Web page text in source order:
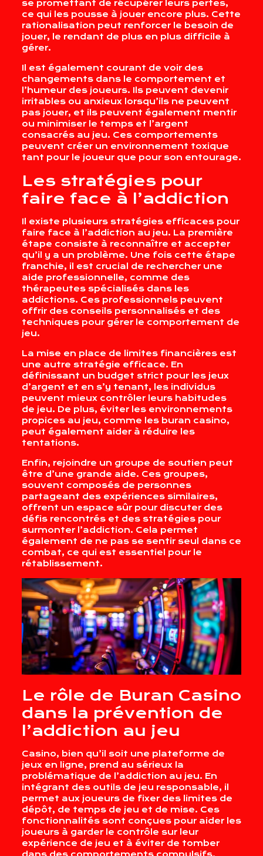
se promettant de récupérer leurs pertes,
ce qui les pousse à jouer encore plus. Cette
rationalisation peut renforcer le besoin de
jouer, le rendant de plus en plus difficile à
gérer.
Il est également courant de voir des
changements dans le comportement et
l’humeur des joueurs. Ils peuvent devenir
irritables ou anxieux lorsqu’ils ne peuvent
pas jouer, et ils peuvent également mentir
ou minimiser le temps et l’argent
consacrés au jeu. Ces comportements
peuvent créer un environnement toxique
tant pour le joueur que pour son entourage.
Les stratégies pour
faire face à l’addiction
Il existe plusieurs stratégies efficaces pour
faire face à l’addiction au jeu. La première
étape consiste à reconnaître et accepter
qu’il y a un problème. Une fois cette étape
franchie, il est crucial de rechercher une
aide professionnelle, comme des
thérapeutes spécialisés dans les
addictions. Ces professionnels peuvent
offrir des conseils personnalisés et des
techniques pour gérer le comportement de
jeu.
La mise en place de limites financières est
une autre stratégie efficace. En
définissant un budget strict pour les jeux
d’argent et en s’y tenant, les individus
peuvent mieux contrôler leurs habitudes
de jeu. De plus, éviter les environnements
propices au jeu, comme les buran casino,
peut également aider à réduire les
tentations.
Enfin, rejoindre un groupe de soutien peut
être d’une grande aide. Ces groupes,
souvent composés de personnes
partageant des expériences similaires,
offrent un espace sûr pour discuter des
défis rencontrés et des stratégies pour
surmonter l’addiction. Cela permet
également de ne pas se sentir seul dans ce
combat, ce qui est essentiel pour le
rétablissement.
Le rôle de Buran Casino
dans la prévention de
l’addiction au jeu
Casino, bien qu’il soit une plateforme de
jeux en ligne, prend au sérieux la
problématique de l’addiction au jeu. En
intégrant des outils de jeu responsable, il
permet aux joueurs de fixer des limites de
dépôt, de temps de jeu et de mise. Ces
fonctionnalités sont conçues pour aider les
joueurs à garder le contrôle sur leur
expérience de jeu et à éviter de tomber
dans des comportements compulsifs.